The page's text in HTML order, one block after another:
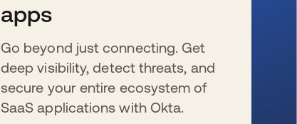
apps
Go beyond just connecting. Get
deep visibility, detect threats, and
secure your entire ecosystem of
SaaS applications with Okta.